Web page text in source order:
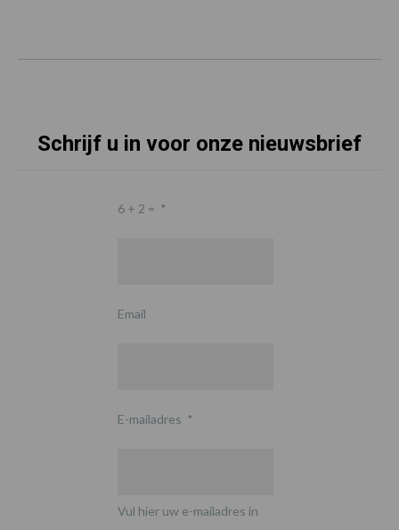
Schrijf u in voor onze nieuwsbrief
6 + 2 = *
Email
E-mailadres *
Vul hier uw e-mailadres in